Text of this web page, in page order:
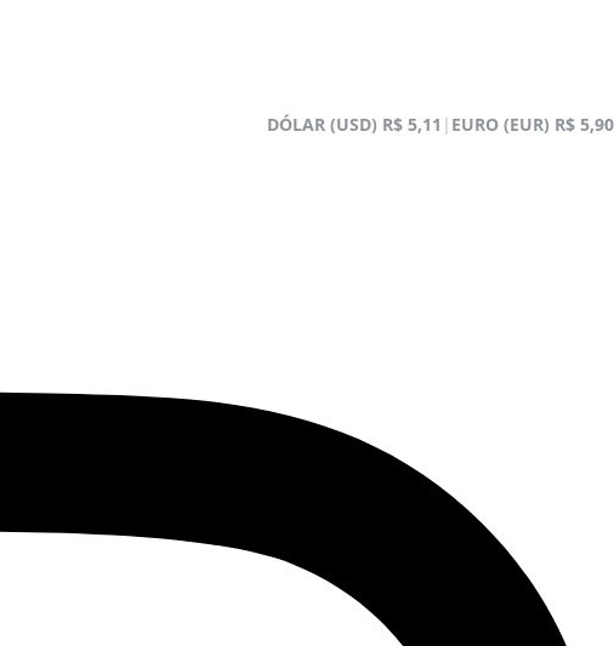
DÓLAR (USD) R$ 5,11 | EURO (EUR) R$ 5,90